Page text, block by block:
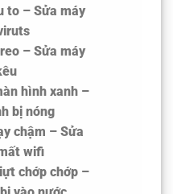
to – Sửa máy
– Sửa máy
hình xanh –
bị nóng
chậm – Sửa
wifi
chớp chớp –